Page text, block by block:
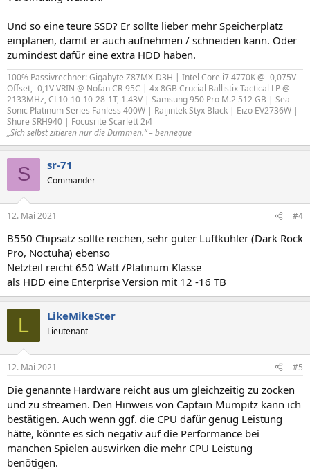
Und so eine teure SSD? Er sollte lieber mehr Speicherplatz
einplanen, damit er auch aufnehmen / schneiden kann. Oder
zumindest dafür eine extra HDD haben.
100% Passivrechner: Gigabyte Z87MX-D3H | Intel Core i7 4770K @ -0,075V
Offset, -0,1V VRIN @ Nofan CR-95C | 4x 8GB Crucial Ballistix Tactical LP @
2133MHz, CL10-10-10-28-1T, 1.43V | Samsung 950 Pro M.2 512 GB | Sea
Sonic Platinum Series Fanless 400W | Raijintek Styx Black | Eizo EV2736W |
Shure SRH940 | Focusrite Scarlett 2i4
„Sich selbst zitieren nur die Dummen.“ – benneque
S sr-71
Commander
12. Mai 2021 #4
B550 Chipsatz sollte reichen, sehr guter Luftkühler (Dark Rock
Pro, Noctuha) ebenso
Netzteil reicht 650 Watt /Platinum Klasse
als HDD eine Enterprise Version mit 12 -16 TB
L LikeMikeSter
Lieutenant
12. Mai 2021 #5
Die genannte Hardware reicht aus um gleichzeitig zu zocken
und zu streamen. Den Hinweis von Captain Mumpitz kann ich
bestätigen. Auch wenn ggf. die CPU dafür genug Leistung
hätte, könnte es sich negativ auf die Performance bei
manchen Spielen auswirken die mehr CPU Leistung
benötigen.